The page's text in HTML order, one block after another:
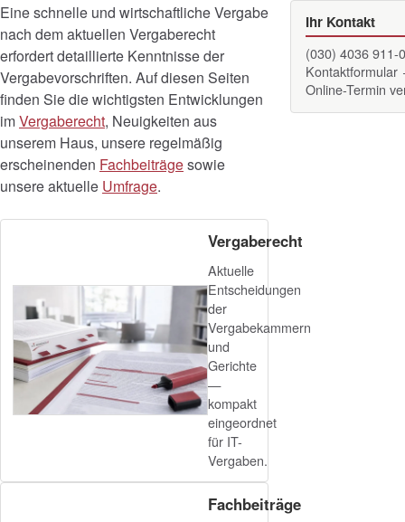
Eine schnelle und wirtschaftliche Vergabe
nach dem aktuellen Vergaberecht
erfordert detaillierte Kenntnisse der
Vergabevorschriften. Auf diesen Seiten
finden Sie die wichtigsten Entwicklungen
imVergaberecht, Neuigkeiten aus
unserem Haus, unsere regelmäßig
erscheinenden Fachbeiträgesowie
unsere aktuelle Umfrage.
Vergaberecht
Aktuelle
Entscheidungen
der
Vergabekammern
und
Gerichte
—
kompakt
eingeordnet
für IT-
Vergaben.
Fachbeiträge
Ihr Kontakt
(030) 4036 911-
Online-Termin